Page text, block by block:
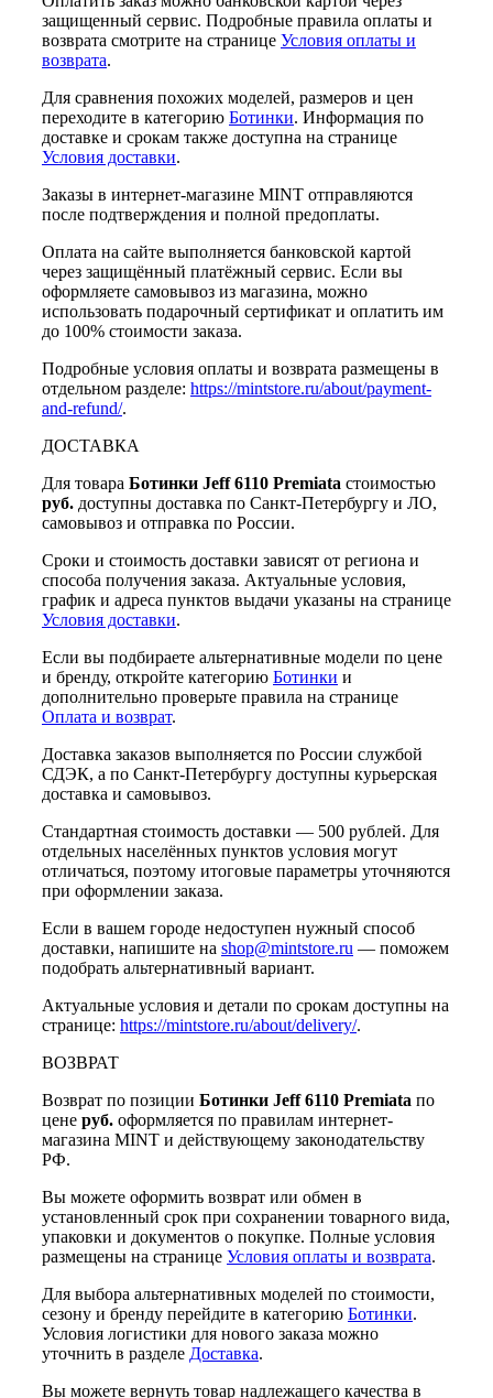
защищенный сервис. Подробные правила оплаты и
возврата смотрите на странице Условия оплаты и
возврата.
Для сравнения похожих моделей, размеров и цен
переходите в категорию Ботинки. Информация по
доставке и срокам также доступна на странице
Условия доставки.
Заказы в интернет-магазине MINT отправляются
после подтверждения и полной предоплаты.
Оплата на сайте выполняется банковской картой
через защищённый платёжный сервис. Если вы
оформляете самовывоз из магазина, можно
использовать подарочный сертификат и оплатить им
до 100% стоимости заказа.
Подробные условия оплаты и возврата размещены в
отдельном разделе: https://mintstore.ru/about/payment-
and-refund/.
ДОСТАВКА
Для товара Ботинки Jeff 6110 Premiata стоимостью
руб. доступны доставка по Санкт-Петербургу и ЛО,
самовывоз и отправка по России.
Сроки и стоимость доставки зависят от региона и
способа получения заказа. Актуальные условия,
график и адреса пунктов выдачи указаны на странице
Условия доставки.
Если вы подбираете альтернативные модели по цене
и бренду, откройте категорию Ботинки и
дополнительно проверьте правила на странице
Оплата и возврат.
Доставка заказов выполняется по России службой
СДЭК, а по Санкт-Петербургу доступны курьерская
доставка и самовывоз.
Стандартная стоимость доставки — 500 рублей. Для
отдельных населённых пунктов условия могут
отличаться, поэтому итоговые параметры уточняются
при оформлении заказа.
Если в вашем городе недоступен нужный способ
доставки, напишите на shop@mintstore.ru — поможем
подобрать альтернативный вариант.
Актуальные условия и детали по срокам доступны на
странице: https://mintstore.ru/about/delivery/.
ВОЗВРАТ
Возврат по позиции Ботинки Jeff 6110 Premiata по
цене руб. оформляется по правилам интернет-
магазина MINT и действующему законодательству
РФ.
Вы можете оформить возврат или обмен в
установленный срок при сохранении товарного вида,
упаковки и документов о покупке. Полные условия
размещены на странице Условия оплаты и возврата.
Для выбора альтернативных моделей по стоимости,
сезону и бренду перейдите в категорию Ботинки.
Условия логистики для нового заказа можно
уточнить в разделе Доставка.
Вы можете вернуть товар надлежащего качества в